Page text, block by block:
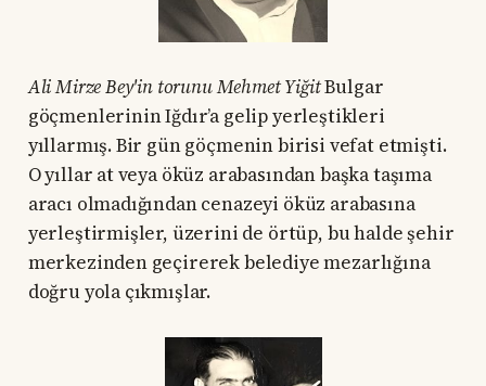
Ali Mirze Bey'in torunu Mehmet YiğitBulgar
göçmenlerinin Iğdır’a gelip yerleştikleri
yıllarmış. Bir gün göçmenin birisi vefat etmişti.
O yıllar at veya öküz arabasından başka taşıma
aracı olmadığından cenazeyi öküz arabasına
yerleştirmişler, üzerini de örtüp, bu halde şehir
merkezinden geçirerek belediye mezarlığına
doğru yola çıkmışlar.